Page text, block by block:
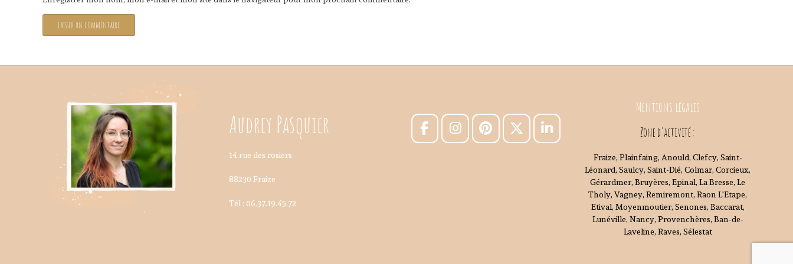
Audrey Pasquier
14 rue des rosiers
88230 Fraize
Tél : 06.37.19.45.72
Mentions légales
Zone d'activité :
Fraize, Plainfaing, Anould, Clefcy, Saint-
Léonard, Saulcy, Saint-Dié, Colmar, Corcieux,
Gérardmer, Bruyères, Epinal, La Bresse, Le
Tholy, Vagney, Remiremont, Raon L'Etape,
Etival, Moyenmoutier, Senones, Baccarat,
Lunéville, Nancy, Provenchères, Ban-de-
Laveline, Raves, Sélestat